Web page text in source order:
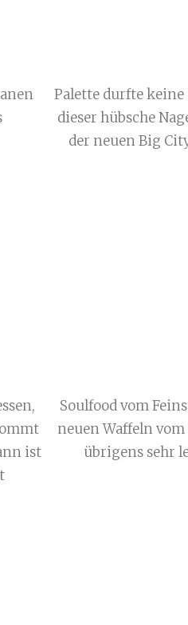
Palette durfte
dieser hübsche
der neuen Big
ist
Soulfood vom
neuen Waffeln
übrigens sehr